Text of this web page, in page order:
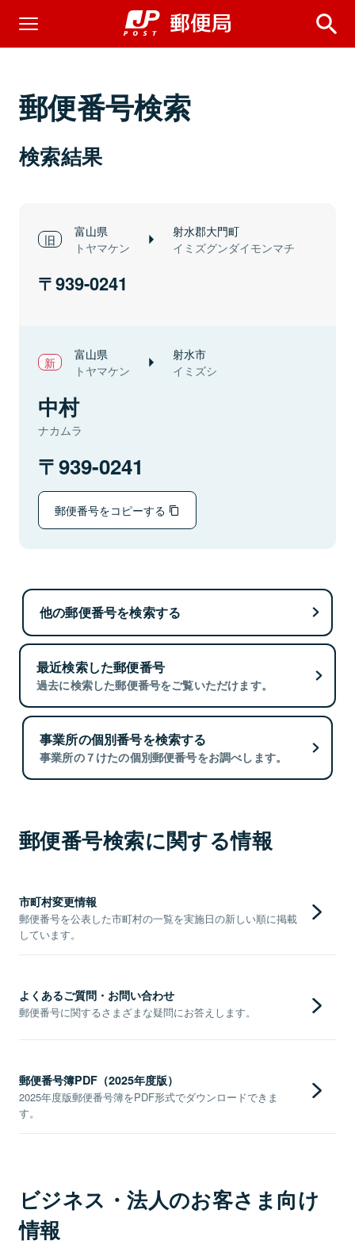
郵便番号検索
検索結果
富山県
トヤマケン
射水郡大門町
イミズグンダイモンマチ
939-0241
富山県
トヤマケン
射水市
イミズシ
中村
ナカムラ
939-0241
郵便番号をコピーする
他の郵便番号を検索する
最近検索した郵便番号
過去に検索した郵便番号をご覧いただけます。
事業所の個別番号を検索する
事業所の７けたの個別郵便番号をお調べします。
郵便番号検索に関する情報
市町村変更情報
郵便番号を公表した市町村の一覧を実施日の新しい順に掲載
しています。
よくあるご質問・お問い合わせ
郵便番号に関するさまざまな疑問にお答えします。
郵便番号簿PDF（2025年度版）
2025年度版郵便番号簿をPDF形式でダウンロードできま
す。
ビジネス・法人のお客さま向け
情報